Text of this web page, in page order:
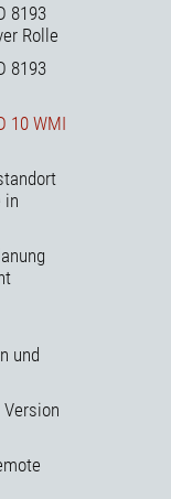
8193
Rolle
8193
10 WMI
in
und